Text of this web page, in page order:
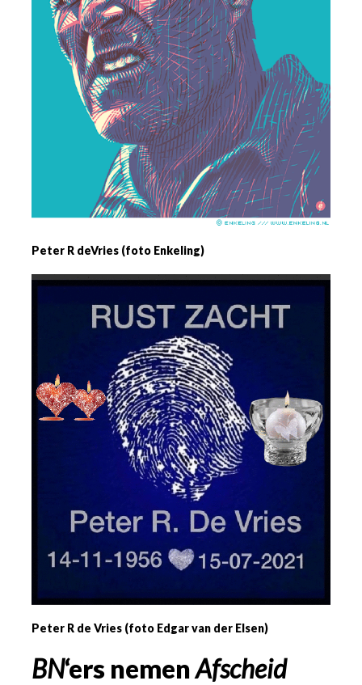
Peter R deVries (foto Enkeling)
Peter R de Vries (foto Edgar van der Elsen)
BN‘ers nemenAfscheid